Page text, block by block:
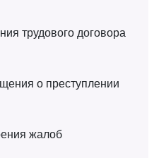
трудового договора
о преступлении
жалоб